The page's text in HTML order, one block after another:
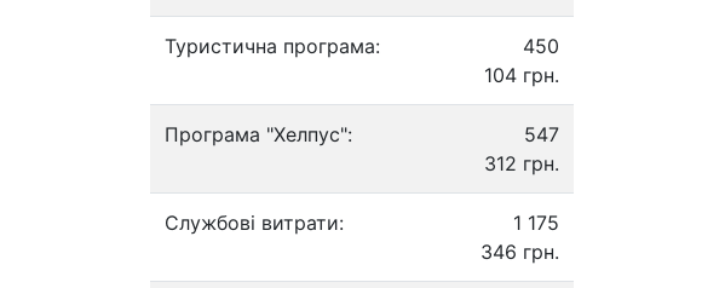
Туристична програма:
450
104 грн.
Програма "Хелпус":
547
312 грн.
Службові витрати:
1 175
346 грн.